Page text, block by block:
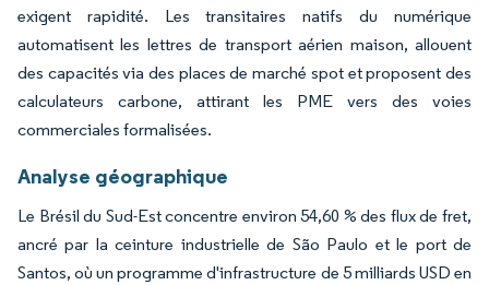
exigent rapidité. Les transitaires natifs du numérique
automatisent les lettres de transport aérien maison, allouent
des capacités via des places de marché spot et proposent des
calculateurs carbone, attirant les PME vers des voies
commerciales formalisées.
Analyse géographique
Le Brésil du Sud-Est concentre environ 54,60 % des flux de fret,
ancré par la ceinture industrielle de São Paulo et le port de
Santos, où un programme d'infrastructure de 5 milliards USD en